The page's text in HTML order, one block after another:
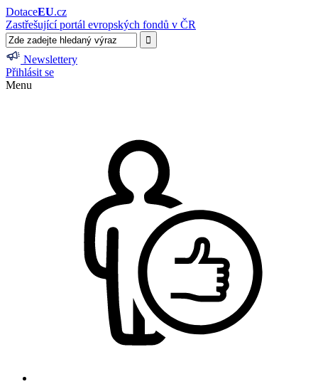
DotaceEU.cz
Zastřešující portál evropských fondů v ČR
Newslettery
Přihlásit se
Menu